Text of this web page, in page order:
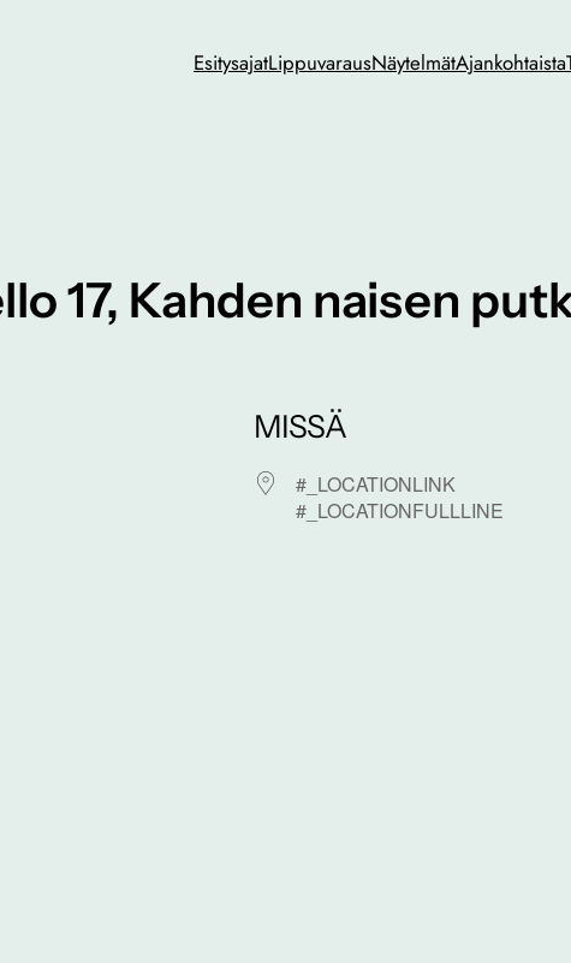
EsitysajatLippuvarausNäytelmätAjankohtaista
17, Kahden naisen
MISSÄ
#_LOCATIONLINK
#_LOCATIONFULLLINE